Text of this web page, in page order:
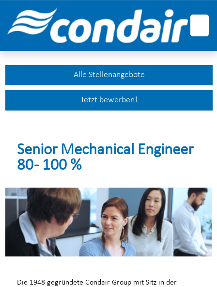
Deutsch Englisch
Französisch
Alle Stellenangebote
Jetzt bewerben!
Senior Mechanical Engineer
80 - 100 %
Die 1948 gegründete Condair Group mit Sitz in der